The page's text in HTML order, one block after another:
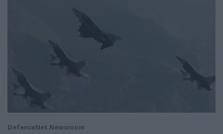
DefenceNet Newsroom